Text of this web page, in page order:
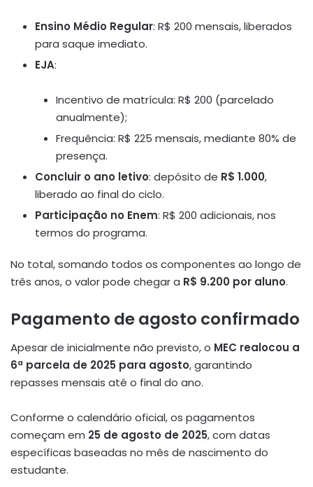
Ensino Médio Regular: R$ 200 mensais, liberados
para saque imediato.
EJA:
Incentivo de matrícula: R$ 200 (parcelado
anualmente);
Frequência: R$ 225 mensais, mediante 80% de
presença.
Concluir o ano letivo: depósito de R$ 1.000,
liberado ao final do ciclo.
Participação no Enem: R$ 200 adicionais, nos
termos do programa.
No total, somando todos os componentes ao longo de
três anos, o valor pode chegar a R$ 9.200 por aluno.
Pagamento de agosto confirmado
Apesar de inicialmente não previsto, o MEC realocou a
6ª parcela de 2025 para agosto, garantindo
repasses mensais até o final do ano.
Conforme o calendário oficial, os pagamentos
começam em 25 de agosto de 2025, com datas
específicas baseadas no mês de nascimento do
estudante.